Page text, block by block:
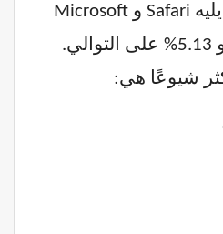
سوقية تبلغ 62.55%، يليه Safari و Microsoft
Edge بنسبة 19.95% و 5.13% على التوالي.
شيوعًا هي: